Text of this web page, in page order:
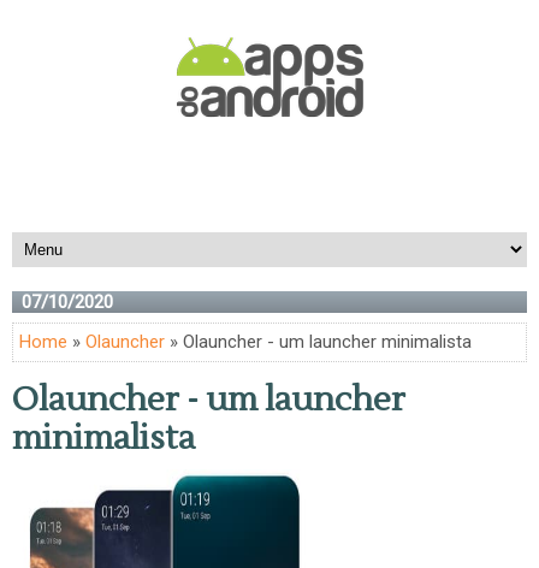
07/10/2020
Home » Olauncher » Olauncher - um launcher minimalista
Olauncher - um launcher
minimalista